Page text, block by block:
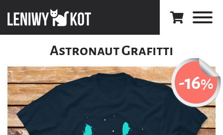
Astronaut Grafitti
-16%